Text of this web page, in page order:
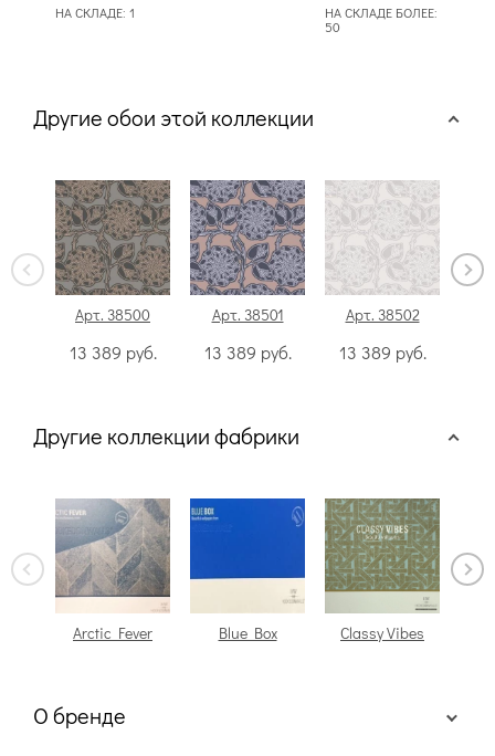
НА СКЛАДЕ: 1
НА СКЛАДЕ БОЛЕЕ:
50
Другие обои этой коллекции
Арт. 38500
13 389 руб.
Арт. 38501
13 389 руб.
Арт. 38502
13 389 руб.
Другие коллекции фабрики
Arctic Fever Blue Box Classy Vibes
О бренде